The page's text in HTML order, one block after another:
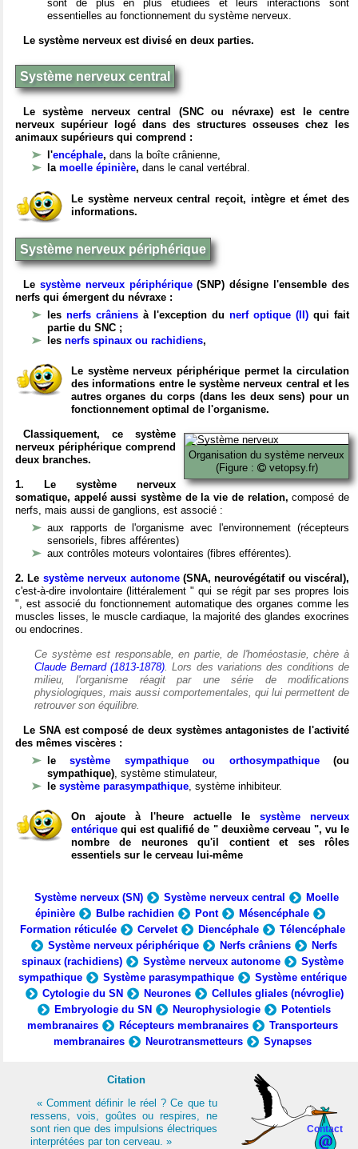
sont de plus en plus étudiées et leurs interactions sont
essentielles au fonctionnement du système nerveux.
Le système nerveux est divisé en deux parties.
Système nerveux central
Le système nerveux central (SNC ou névraxe) est le centre
nerveux supérieur logé dans des structures osseuses chez les
animaux supérieurs qui comprend :
l'encéphale, dans la boîte crânienne,
la moelle épinière, dans le canal vertébral.
Le système nerveux central reçoit, intègre et émet des
informations.
Système nerveux périphérique
Le système nerveux périphérique(SNP) désigne l'ensemble des
nerfs qui émergent du névraxe :
les nerfs crâniens à l'exception du nerf optique (II) qui fait
partie du SNC ;
les nerfs spinaux ou rachidiens,
Le système nerveux périphérique permet la circulation
des informations entre le système nerveux central et les
autres organes du corps (dans les deux sens) pour un
fonctionnement optimal de l'organisme.
Organisation du système nerveux
(Figure :
vetopsy.fr)
Classiquement, ce système
nerveux périphérique comprend
deux branches.
1. Le système nerveux
somatique, appelé aussi système de la vie de relation, composé de
nerfs, mais aussi de ganglions, est associé :
aux rapports de l'organisme avec l'environnement (récepteurs
sensoriels, fibres afférentes)
aux contrôles moteurs volontaires (fibres efférentes).
2. Le système nerveux autonome(SNA, neurovégétatif ou viscéral),
c'est-à-dire involontaire (littéralement " qui se régit par ses propres lois
", est associé du fonctionnement automatique des organes comme les
muscles lisses, le muscle cardiaque, la majorité des glandes exocrines
ou endocrines.
Ce système est responsable, en partie, de l'homéostasie, chère à
Claude Bernard (1813-1878). Lors des variations des conditions de
milieu, l'organisme réagit par une série de modifications
physiologiques, mais aussi comportementales, qui lui permettent de
retrouver son équilibre.
Le SNA est composé de deux systèmes antagonistes de l'activité
des mêmes viscères :
lesystème sympathique ou orthosympathique(ou
sympathique), système stimulateur,
le système parasympathique, système inhibiteur.
On ajoute à l'heure actuelle le système nerveux
entérique qui est qualifié de " deuxième cerveau ", vu le
nombre de neurones qu'il contient et ses rôles
essentiels sur le cerveau lui-même
Système nerveux (SN) Système nerveux central
Moelle
épinière
Bulbe rachidien Pont
Mésencéphale
Formation réticulée
Cervelet Diencéphale
Télencéphale
Système nerveux périphérique
Nerfs crâniens
Nerfs
spinaux (rachidiens)
Système nerveux autonome
Système
sympathique
Système parasympathique
Système entérique
Cytologie du SN
Neurones
Cellules gliales (névroglie)
Embryologie du SN
Neurophysiologie
Potentiels
membranaires
Récepteurs membranaires
Transporteurs
membranaires
Neurotransmetteurs Synapses
Contact
Citation
« Comment définir le réel ? Ce que tu
ressens, vois, goûtes ou respires, ne
sont rien que des impulsions électriques
interprétées par ton cerveau. »